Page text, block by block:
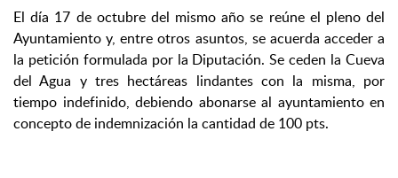
El día 17 de octubre del mismo año se reúne el pleno del
Ayuntamiento y, entre otros asuntos, se acuerda acceder a
la petición formulada por la Diputación. Se ceden la Cueva
del Agua y tres hectáreas lindantes con la misma, por
tiempo indefinido, debiendo abonarse al ayuntamiento en
concepto de indemnización la cantidad de 100 pts.